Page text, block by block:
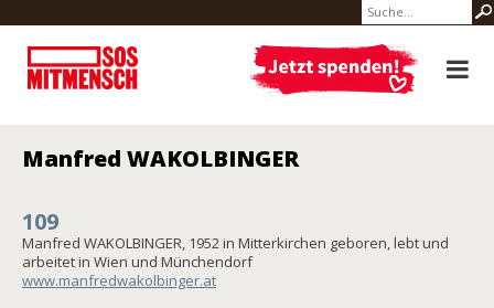
Manfred WAKOLBINGER
109
Manfred WAKOLBINGER, 1952 in Mitterkirchen geboren, lebt und
arbeitet in Wien und Münchendorf
www.manfredwakolbinger.at